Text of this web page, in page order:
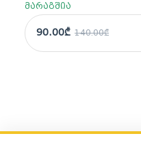
მარაგშია
90.00₾ 140.00₾